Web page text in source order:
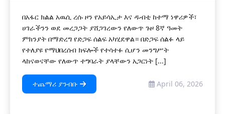
በአፋር ክልል አዉሲ ረሱ ዞን የአይሳኢታ እና ዱብቲ ከተማ ነዋሪዎች፣
ሀገራችንን ወደ መረጋጋት ያሸጋገረውን የለውጥ ጉዞ 8ኛ ዓመት
ምክንያት በማድረግ የድጋፍ ሰልፍ አካሂደዋል። በድጋፍ ሰልፉ ላይ
የተለያዩ የማህበረሰብ ክፍሎች የተሳተፉ ሲሆን መንግሥት
ላከናወናቸው የለውጥ ተግባራት ያላቸውን አጋርነት [...]
ተጨማሪ ያንብቡ April 06, 2026